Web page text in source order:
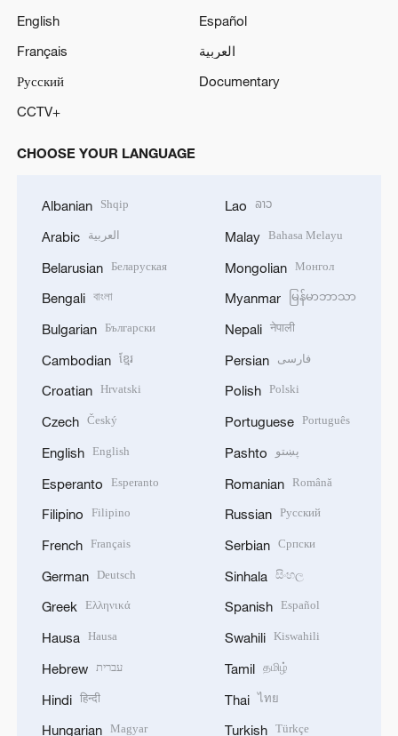
English
Español
Français
العربية
Русский
Documentary
CCTV+
CHOOSE YOUR LANGUAGE
Albanian Shqip
Arabic العربية
Belarusian Беларуская
Bengali বাংলা
Bulgarian Български
Cambodian ខ្មែរ
Croatian Hrvatski
Czech Český
English English
Esperanto Esperanto
Filipino Filipino
French Français
German Deutsch
Greek Ελληνικά
Hausa Hausa
Hebrew עברית
Hindi हिन्दी
Hungarian Magyar
Lao ລາວ
Malay Bahasa Melayu
Mongolian Монгол
Myanmar မြန်မာဘာသာ
Nepali नेपाली
Persian فارسی
Polish Polski
Portuguese Português
Pashto پښتو
Romanian Română
Russian Русский
Serbian Српски
Sinhala සිංහල
Spanish Español
Swahili Kiswahili
Tamil தமிழ்
Thai ไทย
Turkish Türkçe